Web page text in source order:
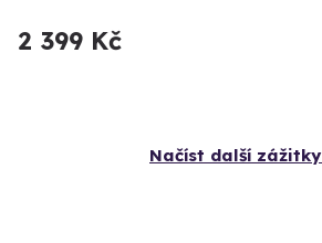
2 399 Kč
Načíst další zážitky